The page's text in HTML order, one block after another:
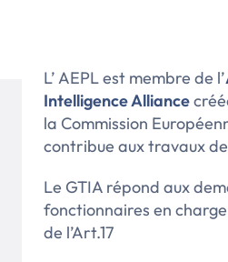
L’ AEPL est membre de l’
Intelligence Alliance
la Commission
contribue aux travaux de
Le GTIA répond aux
fonctionnaires en
de l’Art.17